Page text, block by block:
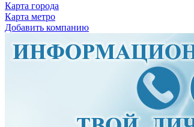
Карта города
Карта метро
Добавить компанию